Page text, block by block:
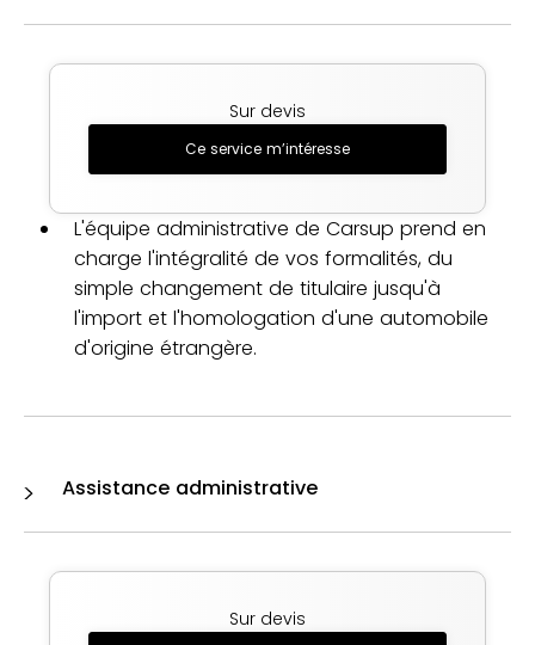
L'équipe administrative de Carsup prend en
charge l'intégralité de vos formalités, du
simple changement de titulaire jusqu'à
l'import et l'homologation d'une automobile
d'origine étrangère.
Sur devis
Ce service m’intéresse
Assistance administrative
Sur devis